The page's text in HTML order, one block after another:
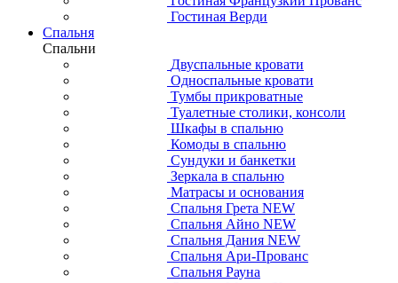
Гостиная Верди
Спальня
Спальни
Двуспальные кровати
Односпальные кровати
Тумбы прикроватные
Туалетные столики, консоли
Шкафы в спальню
Комоды в спальню
Сундуки и банкетки
Зеркала в спальню
Матрасы и основания
Спальня Грета NEW
Спальня Айно NEW
Спальня Дания NEW
Спальня Ари-Прованс
Спальня Рауна